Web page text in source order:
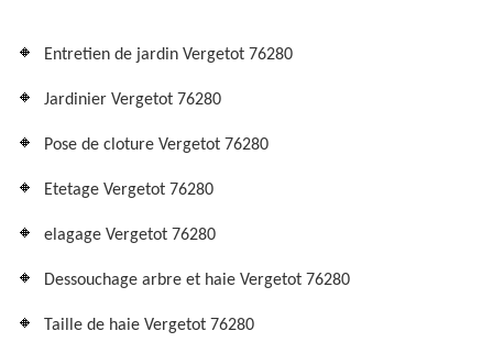
Entretien de jardin Vergetot 76280
Jardinier Vergetot 76280
Pose de cloture Vergetot 76280
Etetage Vergetot 76280
elagage Vergetot 76280
Dessouchage arbre et haie Vergetot 76280
Taille de haie Vergetot 76280